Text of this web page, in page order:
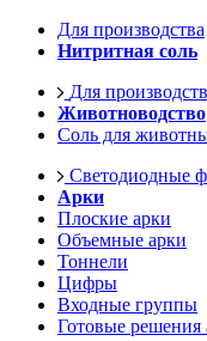
Для производства
Нитритная соль
Для
Животноводство
Соль для
Светодиодные
Арки
Плоские арки
Объемные арки
Тоннели
Цифры
Входные группы
Готовые решения